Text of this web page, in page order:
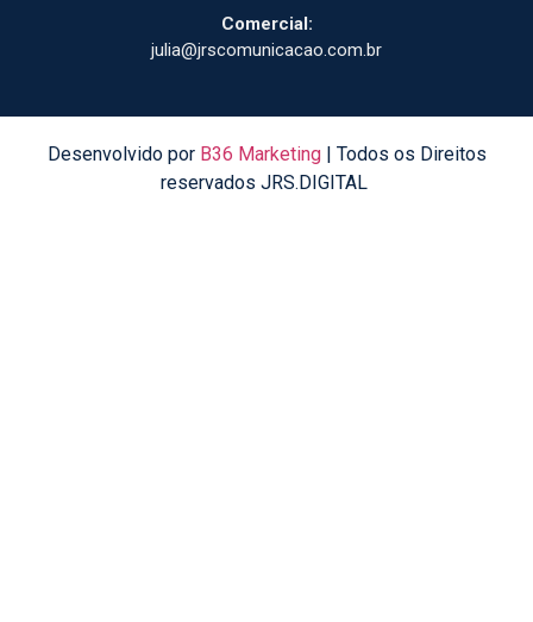
Comercial:
julia@jrscomunicacao.com.br
Desenvolvido por B36 Marketing| Todos os Direitos
reservados JRS.DIGITAL